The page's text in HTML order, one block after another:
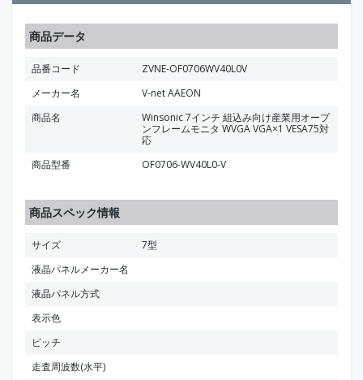
商品データ
品番コード
ZVNE-OF0706WV40L0V
メーカー名
V-net AAEON
商品名
Winsonic 7インチ 組込み向け産業用オープ
ンフレームモニタ WVGA VGA×1 VESA75対
応
商品型番
OF0706-WV40L0-V
商品スペック情報
サイズ
7型
液晶パネルメーカー名
液晶パネル方式
表示色
ピッチ
走査周波数(水平)